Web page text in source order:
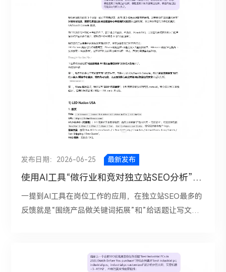
确的采购需求，自然也不会发起询盘。也就是说，如果
SEO策略偏向吸引泛人群，而不是聚焦采购决策人群，
那么网站即使每天都有新增访问，也很难带来询盘提
升。 二、用户进来了，但流量承载页没有接住用户通
过搜索进入网站后，看到的是一篇信息完整的文章，但
页面上没有明确的CTA按钮，没有清晰的产品入口，没
有报价引导，也没有便捷的联系方式。SEO页面的任
务，不只是获得点击，更重要的是把访问者一步步引导
到询盘动作上。比如：看完文章后，是否能快速跳转到
相关产品页？页面中是否明确告诉用户“可以获取报价”
手机端是否方便提交咨询？ 三、关键词排名涨了，但
商业意图没有涨一般来说，优化的关键词大致可以分为
三类：信息型、比较型和交易型。信息型关键词更偏向
科普、学习和了解；比较型关键词通常带有方案筛选和
起效，不能只看流量有没有涨，而要看：高商业意图关
着做，然后就不管不顾，时间一长没有效果，很多外贸
企业都在做的道路上慢慢就失去信心了，不做了。 今
天，我想就熟悉的行业“包装机械”给大家做B端企业外
贸SEO获客的全链路解析，包含对行业的分析，竞对分
析；对18个月自然流量询盘150+的数据链测算；对独
立站SEO策略规划和站点结构，对独立站SEO的分阶段
执行几个版块。后面也会每周给大家来一期不同行业的
Googel SEO获客实践。 B端机械设备这类高客单价、
长决策链的外贸业务来说，SEO 不是“发几篇博客、做
几个关键词”就能见效的，Google官方给出的方向也很
对用户有帮助的内容去争取排名。总结就是“免费的流
量比付费的流量成本更贵，因为人工和时间成本不是2
倍，是3倍+”。 一、同行和优秀竞对做对了什么？ 优
秀竞对是把产品、应用、方案、资源做成了清晰的信息
发布日期：2026-06-25 最新发布
使用AI工具“做行业和竞对独立站SEO分析”实践版
一提到AI工具在岗位工作的应用，在独立站SEO最多的
反馈就是“围绕产品做关键词拓展”和”给话题让写文
多个竞品页面，归纳主题结构、关键词意图、内容套路
和页面共性。独立站SEO策略小助手，AI给出的策略和